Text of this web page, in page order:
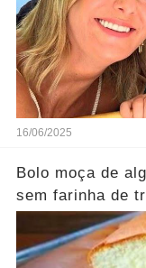
16/06/2025
Bolo moça de
sem farinha de